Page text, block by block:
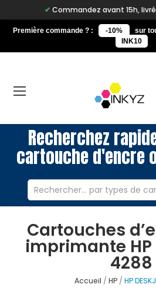
Commandez avant 15h, livré
Première commande ? : -10%
sur
INK10
Recherchez
cartouche d'encre
Cartouches
imprimante HP
4288
Accueil HP HP